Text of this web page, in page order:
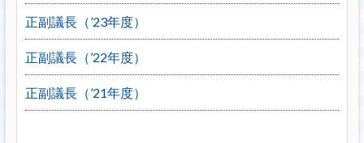
正副議長（’23年度）
正副議長（’22年度）
正副議長（’21年度）